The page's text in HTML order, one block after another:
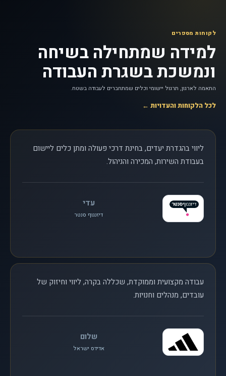
לקוחות מספרים
למידה שמתחילה בשיחה
ונמשכת בשגרת העבודה
התאמה לארגון, תרגול יישומי וכלים שמתחברים לעבודה בשטח.
לכל הלקוחות והעדויות ←
ליווי בהגדרת יעדים, בחינת דרכי פעולה ומתן כלים ליישום
בעבודת השירות, המכירה והניהול.
עדי
דיזנגוף סנטר
עבודה מקצועית וממוקדת, שכללה בקרה, ליווי וחיזוק של
עובדים, מנהלים וחנויות.
שלום
אדידס ישראל